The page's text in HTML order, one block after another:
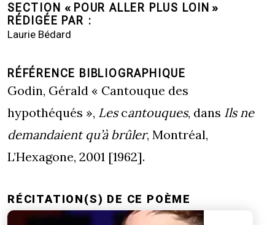
SECTION « POUR ALLER PLUS LOIN »
RÉDIGÉE PAR
Laurie Bédard
RÉFÉRENCE BIBLIOGRAPHIQUE
Godin, Gérald « Cantouque des
hypothéqués », Lescantouques, dans Ils ne
demandaient qu’à brûler, Montréal,
L’Hexagone, 2001 [1962].
RÉCITATION(S) DE CE POÈME